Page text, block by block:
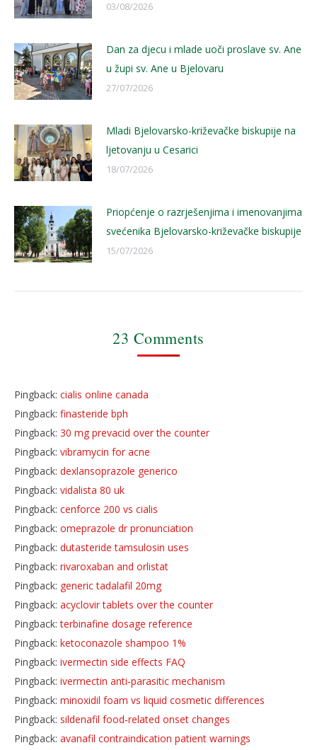
03/08/2026
Dan za djecu i mlade uoči proslave sv. Ane
u župi sv. Ane u Bjelovaru
27/07/2026
Mladi Bjelovarsko-križevačke biskupije na
ljetovanju u Cesarici
18/07/2026
Priopćenje o razrješenjima i imenovanjima
svećenika Bjelovarsko-križevačke biskupije
15/07/2026
23 Comments
Pingback: cialis online canada
Pingback: finasteride bph
Pingback: 30 mg prevacid over the counter
Pingback: vibramycin for acne
Pingback: dexlansoprazole generico
Pingback: vidalista 80 uk
Pingback: cenforce 200 vs cialis
Pingback: omeprazole dr pronunciation
Pingback: dutasteride tamsulosin uses
Pingback: rivaroxaban and orlistat
Pingback: generic tadalafil 20mg
Pingback: acyclovir tablets over the counter
Pingback: terbinafine dosage reference
Pingback: ketoconazole shampoo 1%
Pingback: ivermectin side effects FAQ
Pingback: ivermectin anti‑parasitic mechanism
Pingback: minoxidil foam vs liquid cosmetic differences
Pingback: sildenafil food‑related onset changes
Pingback: avanafil contraindication patient warnings